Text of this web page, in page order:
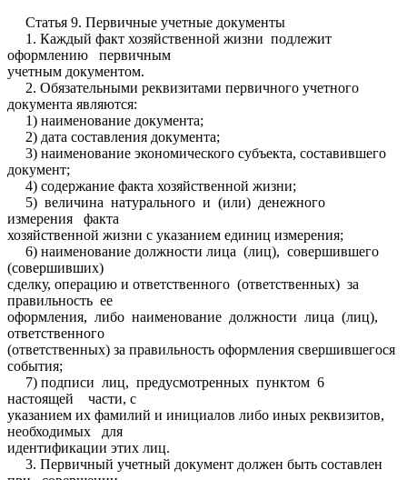
Статья 9. Первичные учетные документы
1. Каждый факт хозяйственной жизни подлежит
оформлению первичным
учетным документом.
2. Обязательными реквизитами первичного учетного
документа являются:
1) наименование документа;
2) дата составления документа;
3) наименование экономического субъекта, составившего
документ;
4) содержание факта хозяйственной жизни;
5) величина натурального и (или) денежного
измерения факта
хозяйственной жизни с указанием единиц измерения;
6) наименование должности лица (лиц), совершившего
(совершивших)
сделку, операцию и ответственного (ответственных) за
правильность ее
оформления, либо наименование должности лица (лиц),
ответственного
(ответственных) за правильность оформления свершившегося
события;
7) подписи лиц, предусмотренных пунктом 6
настоящей части, с
указанием их фамилий и инициалов либо иных реквизитов,
необходимых для
идентификации этих лиц.
3. Первичный учетный документ должен быть составлен